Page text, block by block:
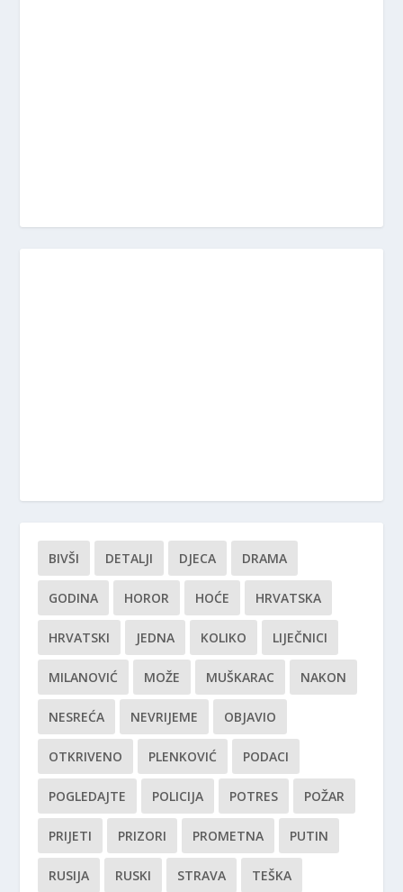
BIVŠI DETALJI DJECA DRAMA
GODINA HOROR HOĆE HRVATSKA
HRVATSKI JEDNA KOLIKO LIJEČNICI
MILANOVIĆ MOŽE MUŠKARAC NAKON
NESREĆA NEVRIJEME OBJAVIO
OTKRIVENO PLENKOVIĆ PODACI
POGLEDAJTE POLICIJA POTRES POŽAR
PRIJETI PRIZORI PROMETNA PUTIN
RUSIJA RUSKI STRAVA TEŠKA